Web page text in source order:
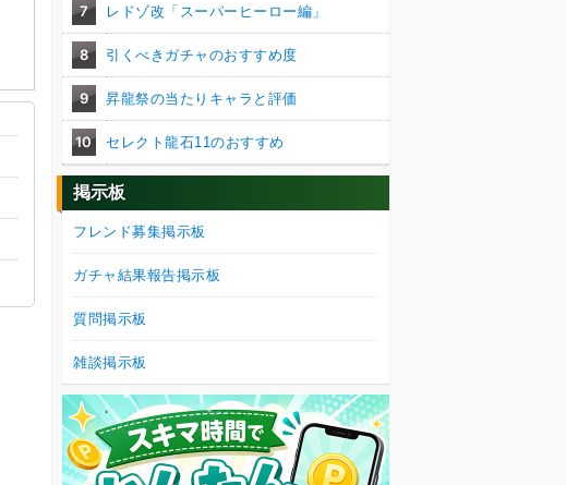
7 レドゾ改「スーパーヒーロー編」
8 引くべきガチャのおすすめ度
9 昇龍祭の当たりキャラと評価
10 セレクト龍石11のおすすめ
掲示板
フレンド募集掲示板
ガチャ結果報告掲示板
質問掲示板
雑談掲示板